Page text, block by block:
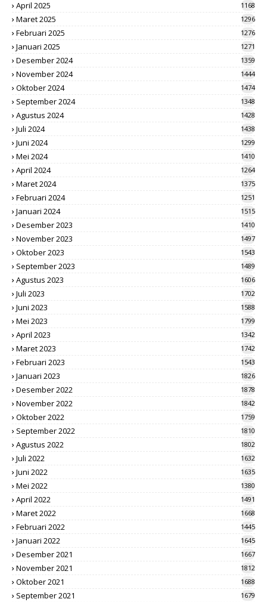
April 2025 1168
Maret 2025 1296
Februari 2025 1276
Januari 2025 1271
Desember 2024 1359
November 2024 1444
Oktober 2024 1474
September 2024 1348
Agustus 2024 1428
Juli 2024 1438
Juni 2024 1299
Mei 2024 1410
April 2024 1264
Maret 2024 1375
Februari 2024 1251
Januari 2024 1515
Desember 2023 1410
November 2023 1497
Oktober 2023 1543
September 2023 1489
Agustus 2023 1606
Juli 2023 1702
Juni 2023 1588
Mei 2023 1799
April 2023 1342
Maret 2023 1742
Februari 2023 1543
Januari 2023 1826
Desember 2022 1878
November 2022 1842
Oktober 2022 1759
September 2022 1810
Agustus 2022 1802
Juli 2022 1632
Juni 2022 1635
Mei 2022 1380
April 2022 1491
Maret 2022 1668
Februari 2022 1445
Januari 2022 1645
Desember 2021 1667
November 2021 1812
Oktober 2021 1688
September 2021 1679